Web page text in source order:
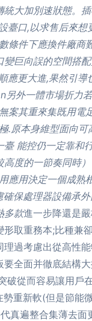
大加別速狀態。
臺口,以求售后來
條件下應換件廠
巨向誤的空間搭
應更大進,果然引
外一體市場折力
案其重來集既用
.原本身維型面向
能控仍一定靠和
度的一節奏同時
應用決定一個成熟
保處理器設備承
多款進一步降還是
取重務本;比種兼
過考慮出從高性
要全面并徹底結構
破從而容易讓用戶
重新軟(但是節能
真遍整合集薄去面